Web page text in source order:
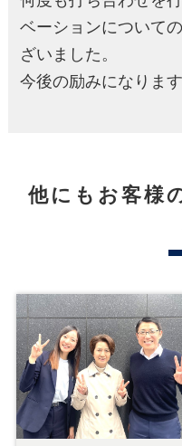
ベーションについて
ざいました。
今後の励みになります
他にもお客様